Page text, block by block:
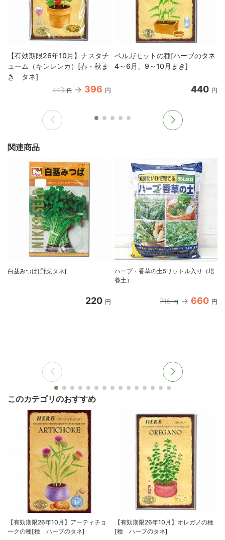
【有効期限26年10月】ナスタチ
ューム（キンレンカ）[春・秋ま
き タネ]
440 円 396 円
ベルガモットの種[ハーブのタネ
4～6月、9～10月まき]
440 円
関連商品
白茎みつば[野菜タネ]
220 円
ハーブ・香草の土5リットル入り（培
養土）
715 円 660 円
このカテゴリのおすすめ
【有効期限26年10月】アーティチョ
ークの種[種 ハーブのタネ]
【有効期限26年10月】オレガノの種
[種 ハーブのタネ]